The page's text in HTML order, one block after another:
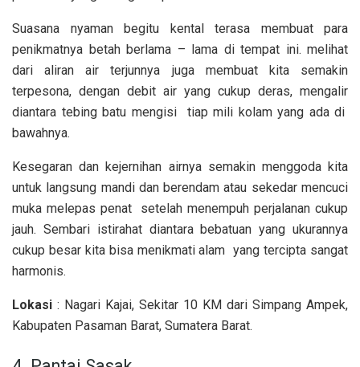
Suasana nyaman begitu kental terasa membuat para
penikmatnya betah berlama – lama di tempat ini. melihat
dari aliran air terjunnya juga membuat kita semakin
terpesona, dengan debit air yang cukup deras, mengalir
diantara tebing batu mengisi tiap mili kolam yang ada di
bawahnya.
Kesegaran dan kejernihan airnya semakin menggoda kita
untuk langsung mandi dan berendam atau sekedar mencuci
muka melepas penat setelah menempuh perjalanan cukup
jauh. Sembari istirahat diantara bebatuan yang ukurannya
cukup besar kita bisa menikmati alam yang tercipta sangat
harmonis.
Lokasi : Nagari Kajai, Sekitar 10 KM dari Simpang Ampek,
Kabupaten Pasaman Barat, Sumatera Barat.